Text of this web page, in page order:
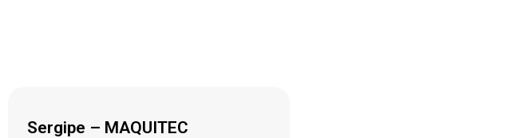
Sergipe – MAQUITEC